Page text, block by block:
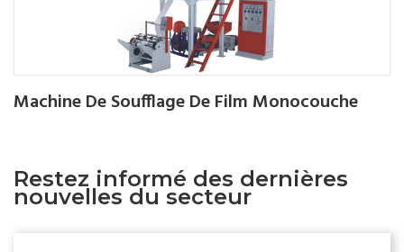
Machine De Soufflage De Film Monocouche
Restez informé des dernières
nouvelles du secteur